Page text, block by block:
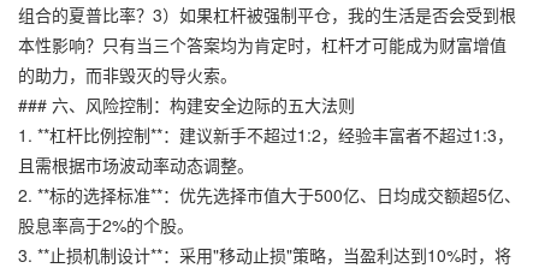
组合的夏普比率？3）如果杠杆被强制平仓，我的生活是否会受到根
本性影响？只有当三个答案均为肯定时，杠杆才可能成为财富增值
的助力，而非毁灭的导火索。
### 六、风险控制：构建安全边际的五大法则
1. **杠杆比例控制**：建议新手不超过1:2，经验丰富者不超过1:3，
且需根据市场波动率动态调整。
2. **标的选择标准**：优先选择市值大于500亿、日均成交额超5亿、
股息率高于2%的个股。
3. **止损机制设计**：采用"移动止损"策略，当盈利达到10%时，将